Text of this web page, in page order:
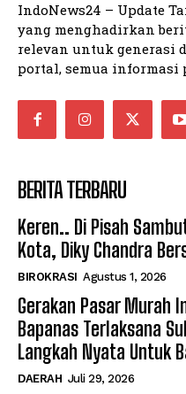
IndoNews24 – Update
yang menghadirkan
relevan untuk generasi
portal, semua informasi
BERITA TERBARU
Keren.. Di Pisah
Kota, Diky Chandra
BIROKRASI Agustus 1, 2026
Gerakan Pasar Murah
Bapanas Terlaksana
Langkah Nyata Untuk
DAERAH Juli 29, 2026